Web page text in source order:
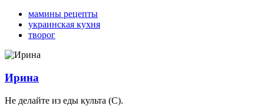
мамины рецепты
украинская кухня
творог
Ирина
Не делайте из еды культа (C).